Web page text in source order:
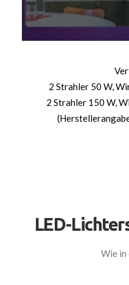
2 Strahler 50 W,
2 Strahler 150 W,
LED-
Wie in